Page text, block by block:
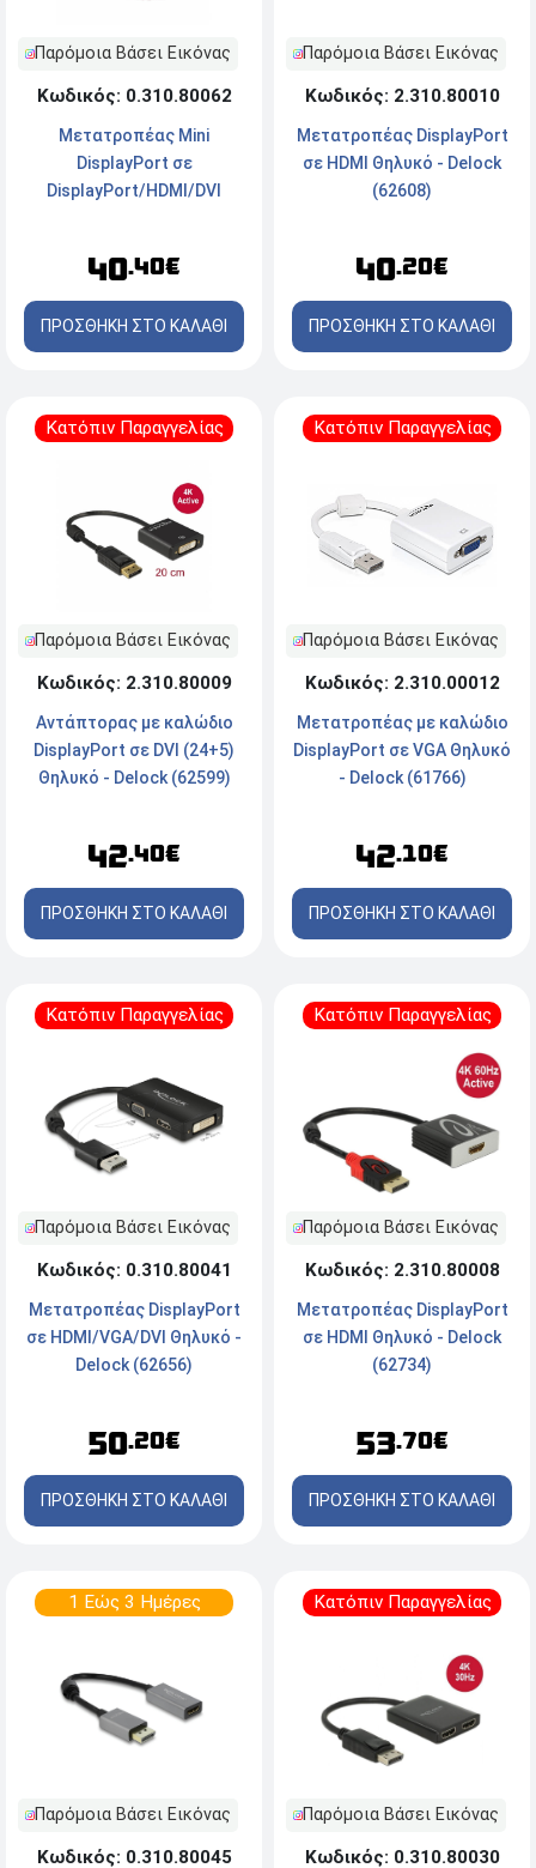
Παρόμοια Βάσει Εικόνας
Κωδικός: 0.310.80062
Μετατροπέας Mini
DisplayPort σε
DisplayPort/HDMI/DVI
40.40€
ΠΡΟΣΘΗΚΗ ΣΤΟ ΚΑΛΑΘΙ
Παρόμοια Βάσει Εικόνας
Κωδικός: 2.310.80010
Μετατροπέας DisplayPort
σε HDMI Θηλυκό - Delock
(62608)
40.20€
ΠΡΟΣΘΗΚΗ ΣΤΟ ΚΑΛΑΘΙ
Κατόπιν Παραγγελίας
Παρόμοια Βάσει Εικόνας
Κωδικός: 2.310.80009
Αντάπτορας με καλώδιο
DisplayPort σε DVI (24+5)
Θηλυκό - Delock (62599)
42.40€
ΠΡΟΣΘΗΚΗ ΣΤΟ ΚΑΛΑΘΙ
Κατόπιν Παραγγελίας
Παρόμοια Βάσει Εικόνας
Κωδικός: 2.310.00012
Μετατροπέας με καλώδιο
DisplayPort σε VGA Θηλυκό
- Delock (61766)
42.10€
ΠΡΟΣΘΗΚΗ ΣΤΟ ΚΑΛΑΘΙ
Κατόπιν Παραγγελίας
Παρόμοια Βάσει Εικόνας
Κωδικός: 0.310.80041
Μετατροπέας DisplayPort
σε HDMI/VGA/DVI Θηλυκό -
Delock (62656)
50.20€
ΠΡΟΣΘΗΚΗ ΣΤΟ ΚΑΛΑΘΙ
Κατόπιν Παραγγελίας
Παρόμοια Βάσει Εικόνας
Κωδικός: 2.310.80008
Μετατροπέας DisplayPort
σε HDMI Θηλυκό - Delock
(62734)
53.70€
ΠΡΟΣΘΗΚΗ ΣΤΟ ΚΑΛΑΘΙ
1 Εώς 3 Ημέρες
Παρόμοια Βάσει Εικόνας
Κωδικός: 0.310.80045
Κατόπιν Παραγγελίας
Παρόμοια Βάσει Εικόνας
Κωδικός: 0.310.80030